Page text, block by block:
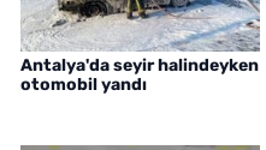
Antalya'da seyir halindeyken
otomobil yandı